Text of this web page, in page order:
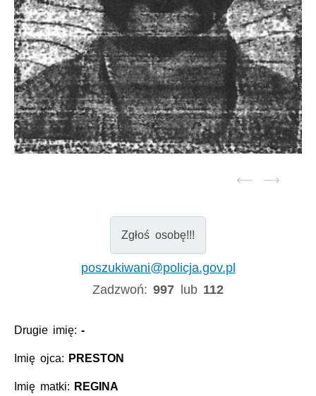
Zgłoś osobę!!!
poszukiwani@policja.gov.pl
Zadzwoń:997 lub 112
Drugie imię:-
Imię ojca: PRESTON
Imię matki: REGINA